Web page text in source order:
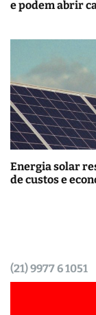
e podem abrir
Energia solar
de custos e
(21) 9977 6 1051